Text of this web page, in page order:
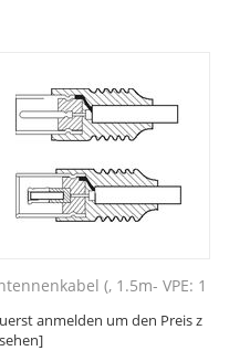
(, 1.5m- VPE: 1
anmelden um den Preis z